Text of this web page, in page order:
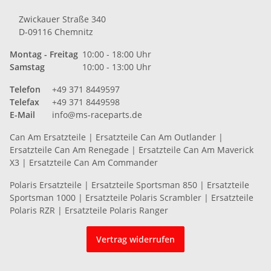
Zwickauer Straße 340
D-09116 Chemnitz
Montag - Freitag 10:00 - 18:00 Uhr
Samstag
10:00 - 13:00 Uhr
Telefon
+49 371 8449597
Telefax
+49 371 8449598
E-Mail
info@ms-raceparts.de
Can Am Ersatzteile | Ersatzteile Can Am Outlander |
Ersatzteile Can Am Renegade | Ersatzteile Can Am Maverick
X3 | Ersatzteile Can Am Commander
Polaris Ersatzteile | Ersatzteile Sportsman 850 | Ersatzteile
Sportsman 1000 | Ersatzteile Polaris Scrambler | Ersatzteile
Polaris RZR | Ersatzteile Polaris Ranger
Vertrag widerrufen